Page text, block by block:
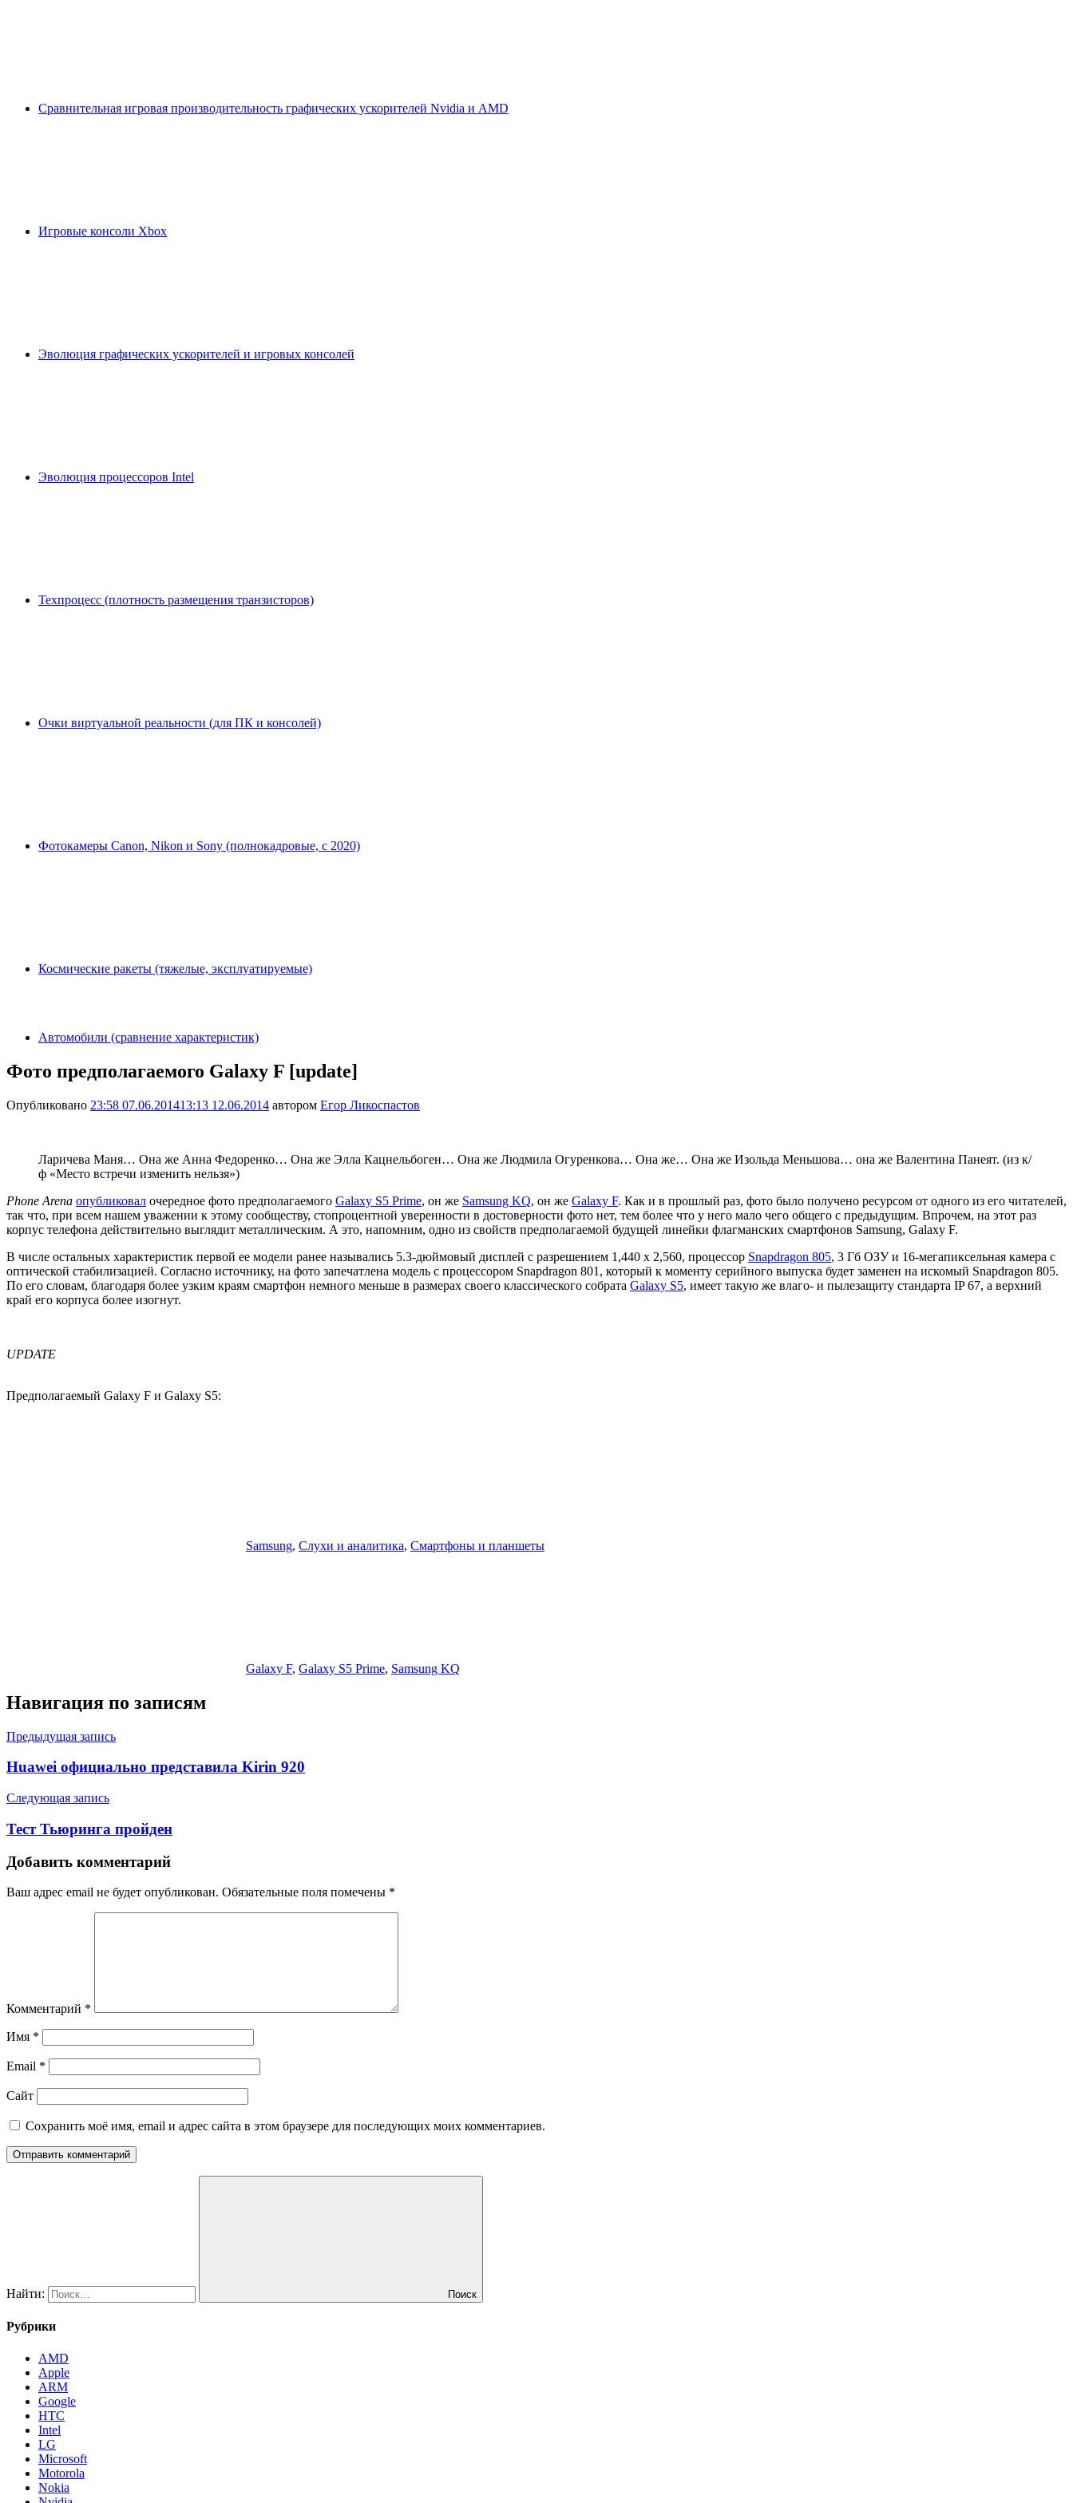
Сравнительная игровая производительность графических ускорителей Nvidia и AMD
Игровые консоли Xbox
Эволюция графических ускорителей и игровых консолей
Эволюция процессоров Intel
Техпроцесс (плотность размещения транзисторов)
Очки виртуальной реальности (для ПК и консолей)
Фотокамеры Canon, Nikon и Sony (полнокадровые, с 2020)
Космические ракеты (тяжелые, эксплуатируемые)
Автомобили (сравнение характеристик)
Фото предполагаемого Galaxy F [update]
Опубликовано 23:58 07.06.201413:13 12.06.2014 автором Егор Ликоспастов
Ларичева Маня… Она же Анна Федоренко… Она же Элла Кацнельбоген… Она же Людмила Огуренкова… Она же… Она же Изольда Меньшова… она же Валентина Панеят. (из к/
ф «Место встречи изменить нельзя»)
Phone Arena опубликовал очередное фото предполагаемого Galaxy S5 Prime, он же Samsung KQ, он же Galaxy F. Как и в прошлый раз, фото было получено ресурсом от одного из его читателей,
так что, при всем нашем уважении к этому сообществу, стопроцентной уверенности в достоверности фото нет, тем более что у него мало чего общего с предыдущим. Впрочем, на этот раз
корпус телефона действительно выглядит металлическим. А это, напомним, одно из свойств предполагаемой будущей линейки флагманских смартфонов Samsung, Galaxy F.
В числе остальных характеристик первой ее модели ранее назывались 5.3-дюймовый дисплей с разрешением 1,440 x 2,560, процессор Snapdragon 805, 3 Гб ОЗУ и 16-мегапиксельная камера с
оптической стабилизацией. Согласно источнику, на фото запечатлена модель с процессором Snapdragon 801, который к моменту серийного выпуска будет заменен на искомый Snapdragon 805.
По его словам, благодаря более узким краям смартфон немного меньше в размерах своего классического собрата Galaxy S5, имеет такую же влаго- и пылезащиту стандарта IP 67, а верхний
край его корпуса более изогнут.
UPDATE
Предполагаемый Galaxy F и Galaxy S5:
Samsung, Слухи и аналитика, Смартфоны и планшеты
Galaxy F, Galaxy S5 Prime, Samsung KQ
Навигация по записям
Предыдущая запись
Huawei официально представила Kirin 920
Следующая запись
Тест Тьюринга пройден
Добавить комментарий
Ваш адрес email не будет опубликован. Обязательные поля помечены *
Комментарий *
Имя *
Email *
Сайт
Сохранить моё имя, email и адрес сайта в этом браузере для последующих моих комментариев.
Найти: Поиск
Рубрики
AMD
Apple
ARM
Google
HTC
Intel
LG
Microsoft
Motorola
Nokia